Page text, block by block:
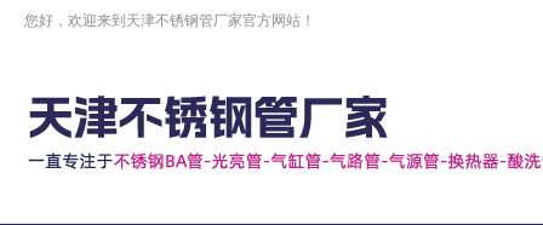
您好，欢迎来到天津不锈钢管厂家官方网站！